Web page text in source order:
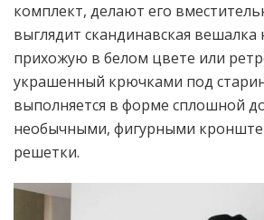
комплект, делают его
выглядит скандинавская вешалка
прихожую в белом цвете или
украшенный крючками под
выполняется в форме сплошной
необычными, фигурными
решетки.